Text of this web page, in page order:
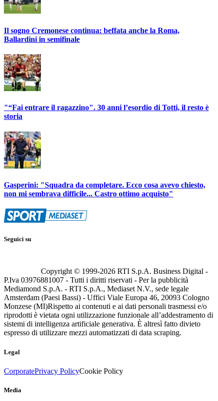
Il sogno Cremonese continua: beffata anche la Roma,
Ballardini in semifinale
"“Fai entrare il ragazzino". 30 anni l’esordio di Totti, il resto è
storia
Gasperini: "Squadra da completare. Ecco cosa avevo chiesto,
non mi sembrava difficile... Castro ottimo acquisto"
Seguici su
Copyright © 1999-2026 RTI S.p.A. Business Digital -
P.Iva 03976881007 - Tutti i diritti riservati - Per la pubblicità
Mediamond S.p.A. - RTI S.p.A., Mediaset N.V., sede legale
Amsterdam (Paesi Bassi) - Uffici Viale Europa 46, 20093 Cologno
Monzese (MI)Rispetto ai contenuti e ai dati personali trasmessi e/o
riprodotti è vietata ogni utilizzazione funzionale all’addestramento di
sistemi di intelligenza artificiale generativa. È altresì fatto divieto
espresso di utilizzare mezzi automatizzati di data scraping.
Legal
CorporatePrivacy PolicyCookie Policy
Media